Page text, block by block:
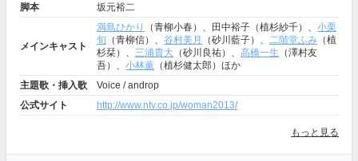
脚本
坂元裕二
メインキャスト
満島ひかり （青柳小春）、田中裕子（植杉紗千）、 小栗
旬 （青柳信）、 谷村美月 （砂川藍子）、 二階堂ふみ （植
杉栞）、 三浦貴大 （砂川良祐）、 高橋一生 （澤村友
吾）、 小林薫 （植杉健太郎）ほか
主題歌・挿入歌
Voice / androp
公式サイト
http://www.ntv.co.jp/woman2013/
もっと見る